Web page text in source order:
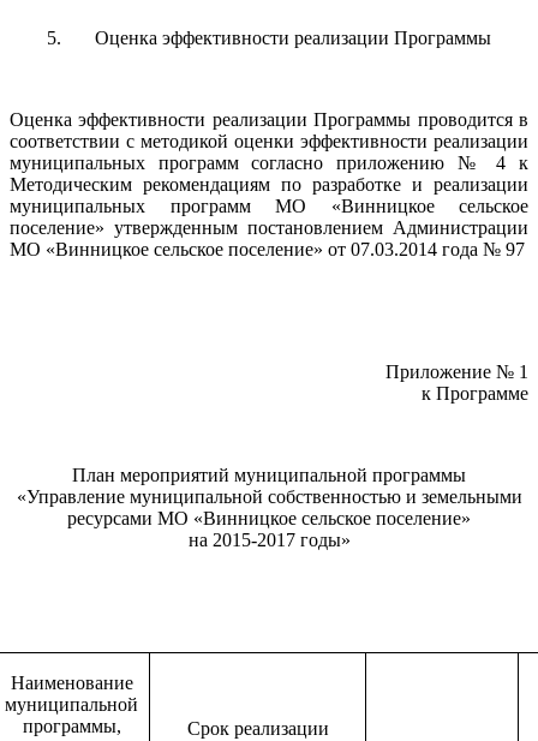
5. Оценка эффективности реализации Программы
Оценка эффективности реализации Программы проводится в
соответствии с методикой оценки эффективности реализации
муниципальных программ согласно приложению № 4 к
Методическим рекомендациям по разработке и реализации
муниципальных программ МО «Винницкое сельское
поселение» утвержденным постановлением Администрации
МО «Винницкое сельское поселение» от 07.03.2014 года № 97
Приложение № 1
к Программе
План мероприятий муниципальной программы
«Управление муниципальной собственностью и земельными
ресурсами МО «Винницкое сельское поселение»
на 2015-2017 годы»
Наименование
муниципальной
программы,
Срок реализации